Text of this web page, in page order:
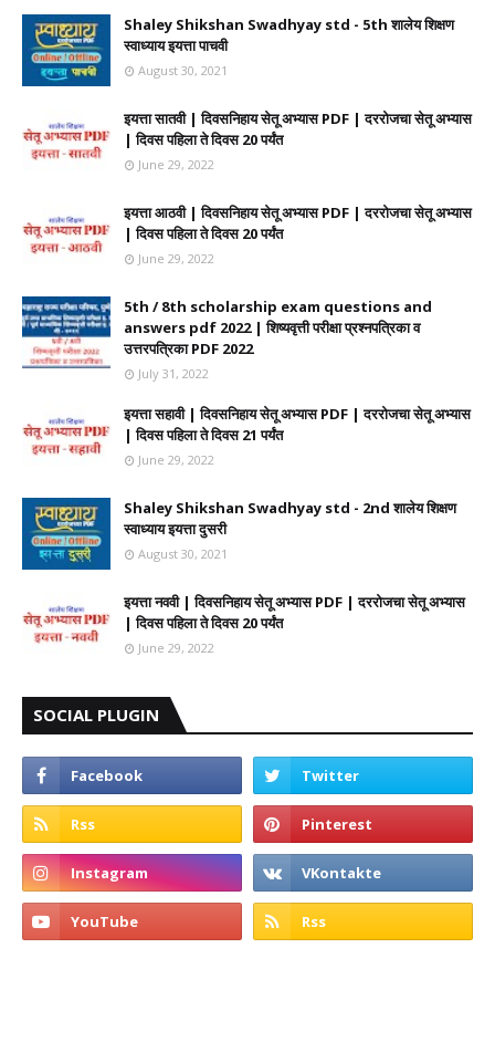
Shaley Shikshan Swadhyay std - 5th शालेय शिक्षण
स्वाध्याय इयत्ता पाचवी
August 30, 2021
इयत्ता सातवी | दिवसनिहाय सेतू अभ्यास PDF | दररोजचा सेतू अभ्यास
| दिवस पहिला ते दिवस 20 पर्यंत
June 29, 2022
इयत्ता आठवी | दिवसनिहाय सेतू अभ्यास PDF | दररोजचा सेतू अभ्यास
| दिवस पहिला ते दिवस 20 पर्यंत
June 29, 2022
5th / 8th scholarship exam questions and
answers pdf 2022 | शिष्यवृत्ती परीक्षा प्रश्नपत्रिका व
उत्तरपत्रिका PDF 2022
July 31, 2022
इयत्ता सहावी | दिवसनिहाय सेतू अभ्यास PDF | दररोजचा सेतू अभ्यास
| दिवस पहिला ते दिवस 21 पर्यंत
June 29, 2022
Shaley Shikshan Swadhyay std - 2nd शालेय शिक्षण
स्वाध्याय इयत्ता दुसरी
August 30, 2021
इयत्ता नववी | दिवसनिहाय सेतू अभ्यास PDF | दररोजचा सेतू अभ्यास
| दिवस पहिला ते दिवस 20 पर्यंत
June 29, 2022
SOCIAL PLUGIN